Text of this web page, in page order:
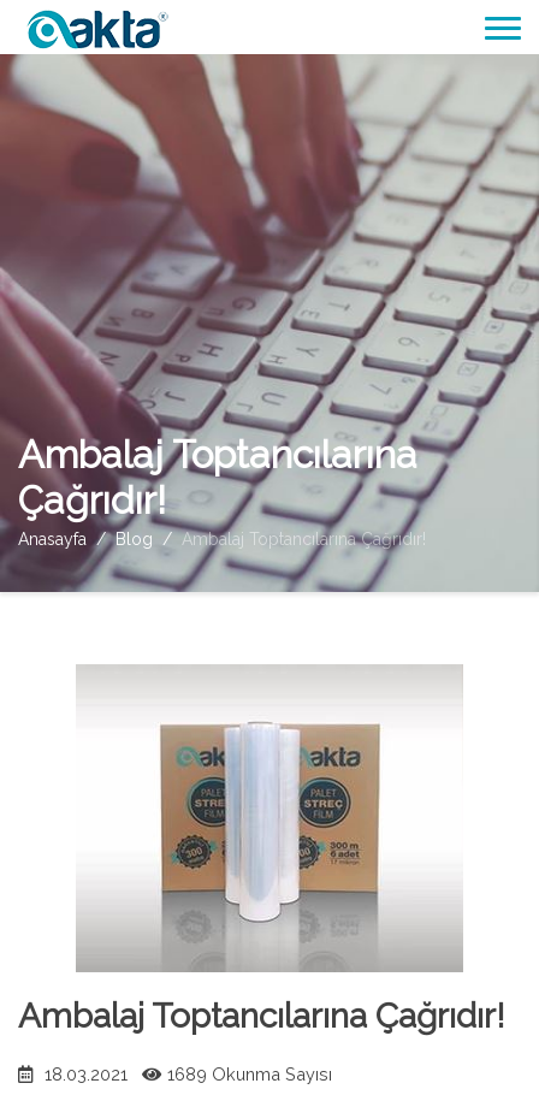
Ambalaj Toptancılarına
Çağrıdır!
Anasayfa Blog Ambalaj Toptancılarına Çağrıdır!
Ambalaj Toptancılarına Çağrıdır!
18.03.2021 1689 Okunma Sayısı